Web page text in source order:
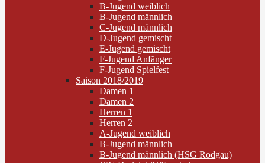
B-Jugend weiblich
B-Jugend männlich
C-Jugend männlich
D-Jugend gemischt
E-Jugend gemischt
F-Jugend Anfänger
F-Jugend Spielfest
Saison 2018/2019
Damen 1
Damen 2
Herren 1
Herren 2
A-Jugend weiblich
B-Jugend männlich
B-Jugend männlich (HSG Rodgau)